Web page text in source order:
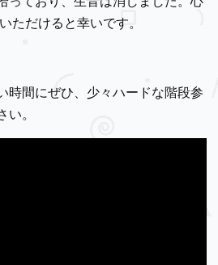
ただけると幸いです。
時間にぜひ、少々ハードな階段参
。